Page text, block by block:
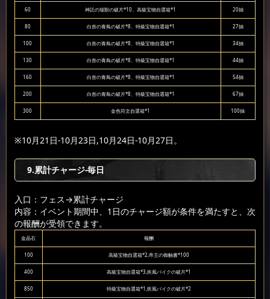
60 神託の瑞獣の破片*10、高級宝物自選箱*1 20抽
80 白首の青鳥の破片*8、特級宝物自選箱*1 27抽
100 白首の青鳥の破片*8、特級宝物自選箱*1 34抽
130 白首の青鳥の破片*8、特級宝物自選箱*1 44抽
160 白首の青鳥の破片*8、特級宝物自選箱*1 54抽
200 白首の青鳥の破片*8、特級宝物自選箱*1 67抽
300 金色符文自選箱*1 100抽
※10月21日-10月23日,10月24日-10月27日。
9.累計チャージ-毎日
入口：フェス→累計チャージ
内容：イベント期間中、1日のチャージ額が条件を満たすと、次
の報酬が受領できます。
金晶石 報酬
100 高級宝物自選箱*2,帝王の御触書*100
400 高級宝物自選箱*3,疾風バイクの破片*1
850 特級宝物自選箱*1,疾風バイクの破片*2